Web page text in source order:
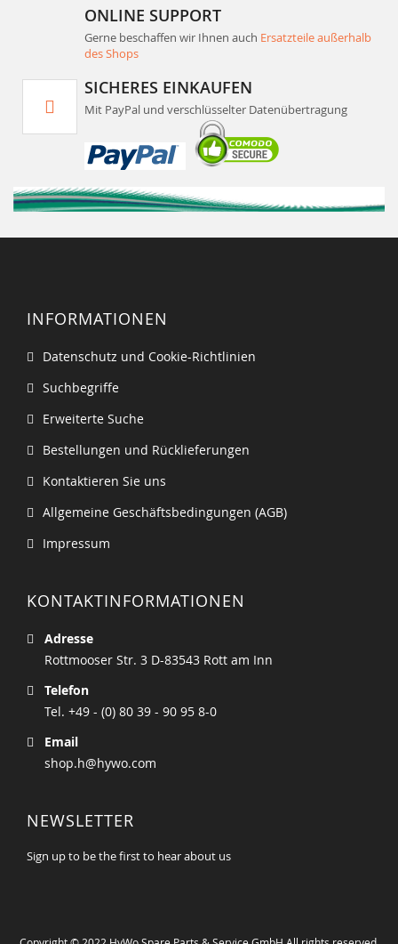
ONLINE SUPPORT
Gerne beschaffen wir Ihnen auch Ersatzteile außerhalb
des Shops
SICHERES EINKAUFEN
Mit PayPal und verschlüsselter Datenübertragung
INFORMATIONEN
Datenschutz und Cookie-Richtlinien
Suchbegriffe
Erweiterte Suche
Bestellungen und Rücklieferungen
Kontaktieren Sie uns
Allgemeine Geschäftsbedingungen (AGB)
Impressum
KONTAKTINFORMATIONEN
Adresse
Rottmooser Str. 3 D-83543 Rott am Inn
Telefon
Tel. +49 - (0) 80 39 - 90 95 8-0
Email
shop.h@hywo.com
NEWSLETTER
Sign up to be the first to hear about us